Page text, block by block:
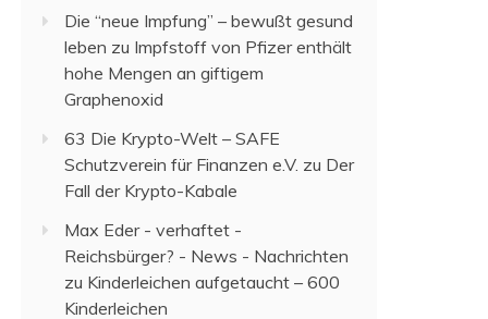
Die “neue Impfung” – bewußt gesund
leben zu Impfstoff von Pfizer enthält
hohe Mengen an giftigem
Graphenoxid
63 Die Krypto-Welt – SAFE
Schutzverein für Finanzen e.V. zu Der
Fall der Krypto-Kabale
Max Eder - verhaftet -
Reichsbürger? - News - Nachrichten
zu Kinderleichen aufgetaucht – 600
Kinderleichen